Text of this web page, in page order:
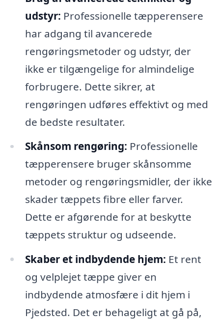
udstyr: Professionelle tæpperensere
har adgang til avancerede
rengøringsmetoder og udstyr, der
ikke er tilgængelige for almindelige
forbrugere. Dette sikrer, at
rengøringen udføres effektivt og med
de bedste resultater.
Skånsom rengøring: Professionelle
tæpperensere bruger skånsomme
metoder og rengøringsmidler, der ikke
skader tæppets fibre eller farver.
Dette er afgørende for at beskytte
tæppets struktur og udseende.
Skaber et indbydende hjem: Et rent
og velplejet tæppe giver en
indbydende atmosfære i dit hjem i
Pjedsted. Det er behageligt at gå på,